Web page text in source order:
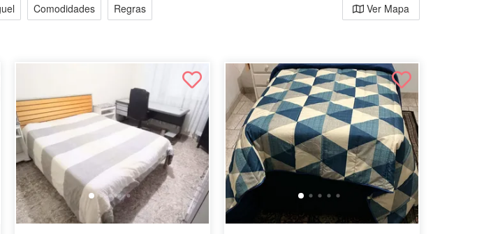
Comodidades Regras Ver Mapa